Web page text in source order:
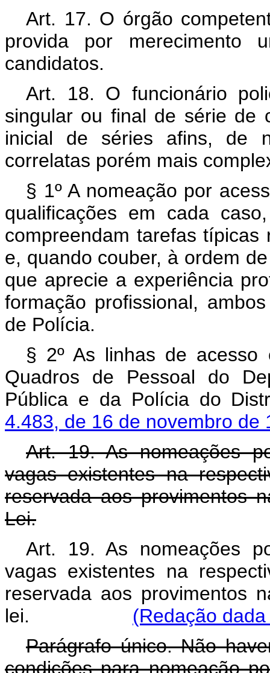
Art. 17. O órgão
provida por merecimento
candidatos.
Art. 18. O funcionário
singular ou final de série de
inicial de séries afins, de
correlatas porém mais
§ 1º A nomeação por
qualificações em cada
compreendam tarefas
e, quando couber, à ordem
que aprecie a experiência
formação profissional,
de Polícia.
§ 2º As linhas de acesso
Quadros de Pessoal do
Pública e da Polícia do
4.483, de 16 de novembro de
Art. 19. As nomeações
vagas existentes na
reservada aos provimentos
Lei.
Art. 19. As nomeações
vagas existentes na
reservada aos provimentos
lei. (Redação
Parágrafo único. Não
condições para nomeação